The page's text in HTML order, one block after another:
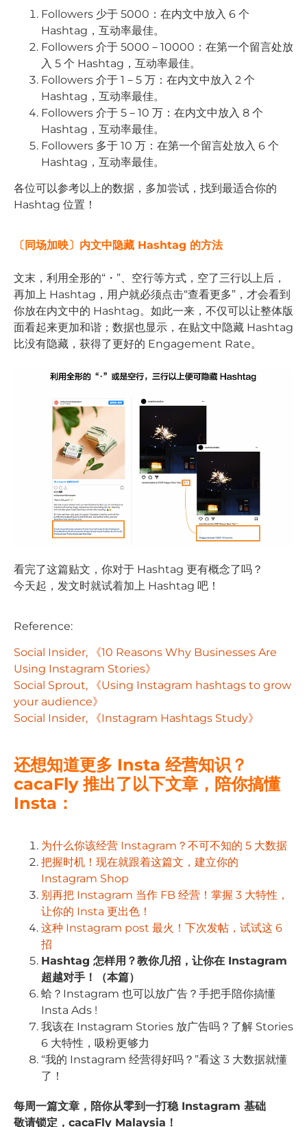
Followers 少于 5000：在内文中放入 6 个
Hashtag，互动率最佳。
Followers 介于 5000－10000：在第一个留言处放
入 5 个 Hashtag，互动率最佳。
Followers 介于 1－5 万：在内文中放入 2 个
Hashtag，互动率最佳。
Followers 介于 5－10 万：在内文中放入 8 个
Hashtag，互动率最佳。
Followers 多于 10 万：在第一个留言处放入 6 个
Hashtag，互动率最佳。
各位可以参考以上的数据，多加尝试，找到最适合你的
Hashtag 位置！
〔同场加映〕内文中隐藏 Hashtag 的方法
文末，利用全形的“・”、空行等方式，空了三行以上后，
再加上 Hashtag，用户就必须点击“查看更多”，才会看到
你放在内文中的 Hashtag。如此一来，不仅可以让整体版
面看起来更加和谐；数据也显示，在贴文中隐藏 Hashtag
比没有隐藏，获得了更好的 Engagement Rate。
看完了这篇贴文，你对于 Hashtag 更有概念了吗？
今天起，发文时就试着加上 Hashtag 吧！
Reference:
Social Insider, 《10 Reasons Why Businesses Are
Using Instagram Stories》
Social Sprout, 《Using Instagram hashtags to grow
your audience》
Social Insider, 《Instagram Hashtags Study》
还想知道更多 Insta 经营知识？
cacaFly 推出了以下文章，陪你搞懂
Insta：
为什么你该经营 Instagram？不可不知的 5 大数据
把握时机！现在就跟着这篇文，建立你的
Instagram Shop
别再把 Instagram 当作 FB 经营！掌握 3 大特性，
让你的 Insta 更出色！
这种 Instagram post 最火！下次发帖，试试这 6
招
Hashtag 怎样用？教你几招，让你在 Instagram
超越对手！（本篇）
蛤？Instagram 也可以放广告？手把手陪你搞懂
Insta Ads !
我该在 Instagram Stories 放广告吗？了解 Stories
6 大特性，吸粉更够力
“我的 Instagram 经营得好吗？”看这 3 大数据就懂
了！
每周一篇文章，陪你从零到一打稳 Instagram 基础
敬请锁定，cacaFly Malaysia！